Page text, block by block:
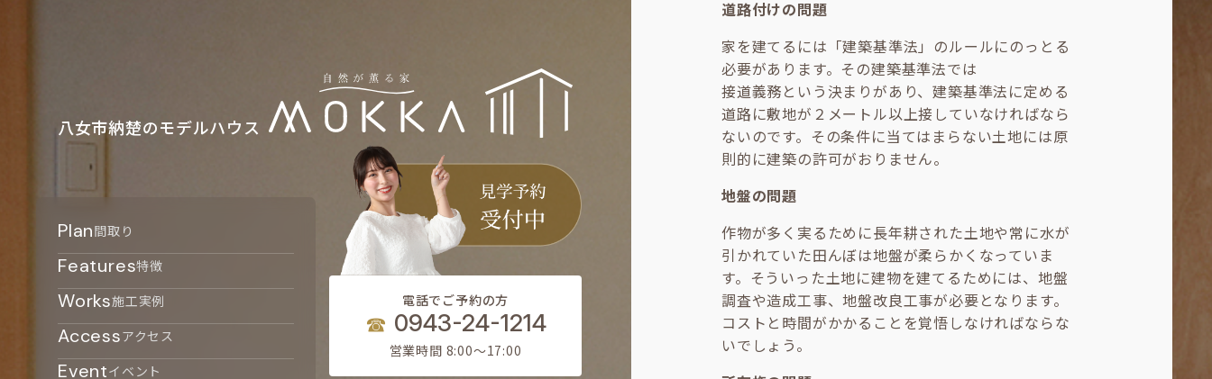
八女市納楚のモデルハウス
Plan間取り
Features特徴
Works施工実例
Accessアクセス
Eventイベント
電話でご予約の方
0943-24-1214
営業時間 8:00〜17:00
道路付けの問題
家を建てるには「建築基準法」のルールにのっとる
必要があります。その建築基準法では
接道義務という決まりがあり、建築基準法に定める
道路に敷地が２メートル以上接していなければなら
ないのです。その条件に当てはまらない土地には原
則的に建築の許可がおりません。
地盤の問題
作物が多く実るために長年耕された土地や常に水が
引かれていた田んぼは地盤が柔らかくなっていま
す。そういった土地に建物を建てるためには、地盤
調査や造成工事、地盤改良工事が必要となります。
コストと時間がかかることを覚悟しなければならな
いでしょう。